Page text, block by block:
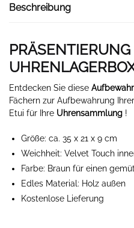
Beschreibung
PRÄSENTIERUNG
Entdecken Sie diese
Fächern zur Aufbewahrung
Etui für Ihre Uhrensammlung !
Größe: ca. 35 x 21 x 9 cm
Weichheit: Velvet Touch
Farbe: Braun für einen
Edles Material: Holz außen
Kostenlose Lieferung